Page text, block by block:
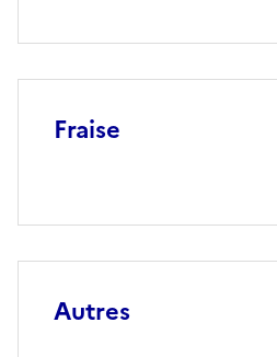
Fraise
Autres